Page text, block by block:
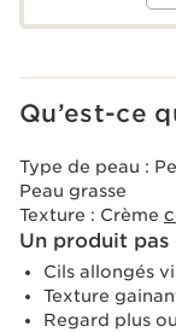
Qu’est-ce
Type de peau :
Peau grasse
Texture : Crème
Un produit pas
Cils allongés
Texture
Regard plus